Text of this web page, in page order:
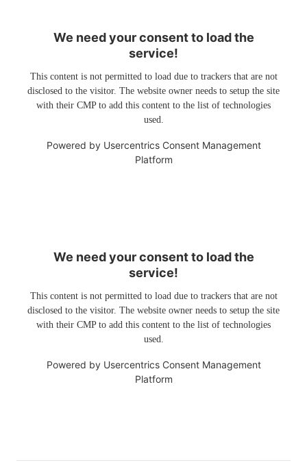
We need your consent to load the
service!
This content is not permitted to load due to trackers that are not
disclosed to the visitor. The website owner needs to setup the site
with their CMP to add this content to the list of technologies
used.
Powered by Usercentrics Consent Management
Platform
We need your consent to load the
service!
This content is not permitted to load due to trackers that are not
disclosed to the visitor. The website owner needs to setup the site
with their CMP to add this content to the list of technologies
used.
Powered by Usercentrics Consent Management
Platform